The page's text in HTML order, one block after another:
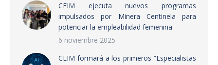
CEIM ejecuta nuevos programas
impulsados por Minera Centinela para
potenciar la empleabilidad femenina
6 noviembre 2025
CEIM formará a los primeros “Especialistas